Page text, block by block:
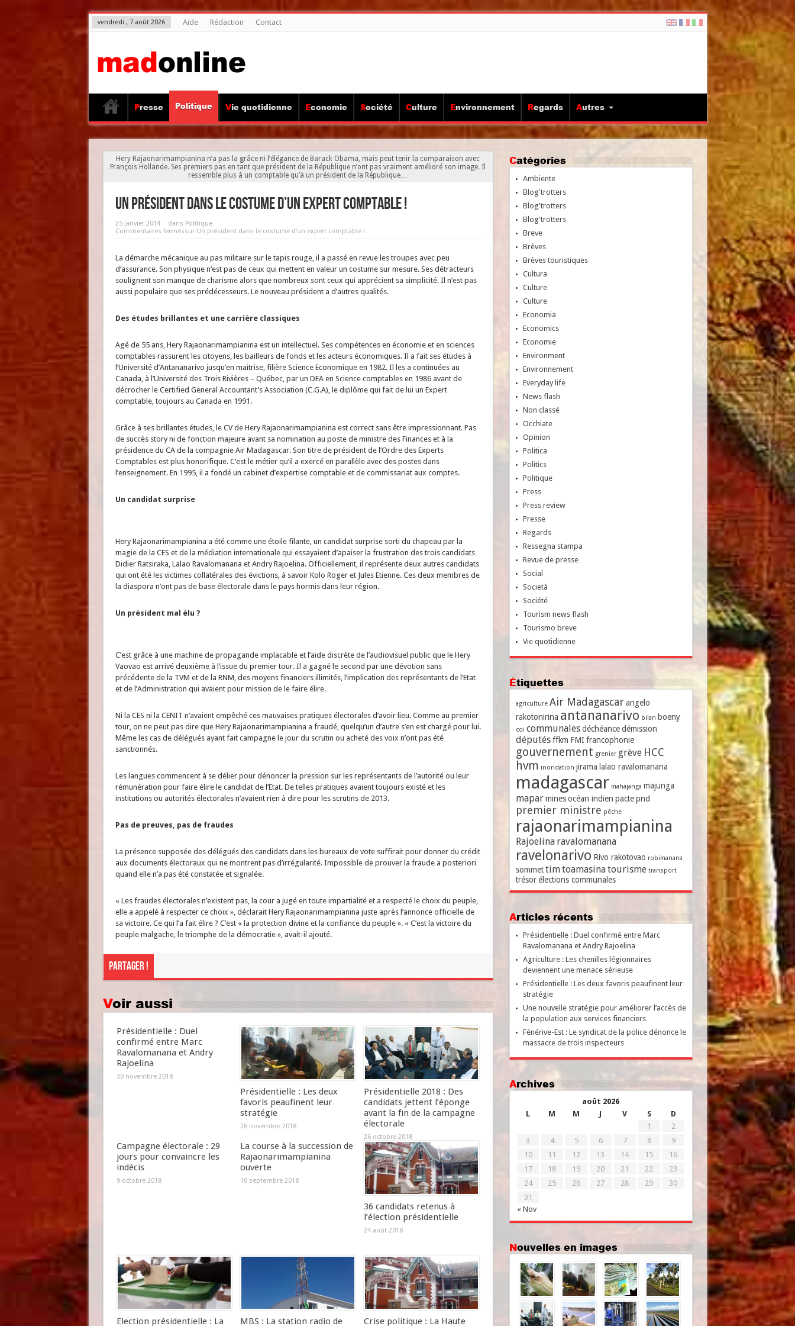
vendredi , 7 août 2026 Aide Rédaction Contact
Presse Politique Vie quotidienne Economie Société Culture Environnement Regards Autres
Hery Rajaonarimampianina n’a pas la grâce ni l’élégance de Barack Obama, mais peut tenir la comparaison avec
François Hollande. Ses premiers pas en tant que président de la République n’ont pas vraiment amélioré son image. Il
ressemble plus à un comptable qu’à un président de la République…
Un président dans le costume d’un expert comptable !
25 janvier 2014 dans Politique
Commentaires ferméssur Un président dans le costume d’un expert comptable !
La démarche mécanique au pas militaire sur le tapis rouge, il a passé en revue les troupes avec peu
d’assurance. Son physique n’est pas de ceux qui mettent en valeur un costume sur mesure. Ses détracteurs
soulignent son manque de charisme alors que nombreux sont ceux qui apprécient sa simplicité. Il n’est pas
aussi populaire que ses prédécesseurs. Le nouveau président a d’autres qualités.
Des études brillantes et une carrière classiques
Agé de 55 ans, Hery Rajaonarimampianina est un intellectuel. Ses compétences en économie et en sciences
comptables rassurent les citoyens, les bailleurs de fonds et les acteurs économiques. Il a fait ses études à
l’Université d’Antananarivo jusqu’en maitrise, filière Science Economique en 1982. Il les a continuées au
Canada, à l’Université des Trois Rivières – Québec, par un DEA en Science comptables en 1986 avant de
décrocher le Certified General Accountant’s Association (C.G.A), le diplôme qui fait de lui un Expert
comptable, toujours au Canada en 1991.
Grâce à ses brillantes études, le CV de Hery Rajaonarimampianina est correct sans être impressionnant. Pas
de succès story ni de fonction majeure avant sa nomination au poste de ministre des Finances et à la
présidence du CA de la compagnie Air Madagascar. Son titre de président de l’Ordre des Experts
Comptables est plus honorifique. C’est le métier qu’il a exercé en parallèle avec des postes dans
l’enseignement. En 1995, il a fondé un cabinet d’expertise comptable et de commissariat aux comptes.
Un candidat surprise
Hery Rajaonarimampianina a été comme une étoile filante, un candidat surprise sorti du chapeau par la
magie de la CES et de la médiation internationale qui essayaient d’apaiser la frustration des trois candidats
Didier Ratsiraka, Lalao Ravalomanana et Andry Rajoelina. Officiellement, il représente deux autres candidats
qui ont été les victimes collatérales des évictions, à savoir Kolo Roger et Jules Etienne. Ces deux membres de
la diaspora n’ont pas de base électorale dans le pays hormis dans leur région.
Un président mal élu ?
C’est grâce à une machine de propagande implacable et l’aide discrète de l’audiovisuel public que le Hery
Vaovao est arrivé deuxième à l’issue du premier tour. Il a gagné le second par une dévotion sans
précédente de la TVM et de la RNM, des moyens financiers illimités, l’implication des représentants de l’Etat
et de l’Administration qui avaient pour mission de le faire élire.
Ni la CES ni la CENIT n’avaient empêché ces mauvaises pratiques électorales d’avoir lieu. Comme au premier
tour, on ne peut pas dire que Hery Rajaonarimampianina a fraudé, quelqu’un d’autre s’en est chargé pour lui.
Même les cas de délégués ayant fait campagne le jour du scrutin ou acheté des voix n’ont pas été
sanctionnés.
Les langues commencent à se délier pour dénoncer la pression sur les représentants de l’autorité ou leur
rémunération pour faire élire le candidat de l’Etat. De telles pratiques avaient toujours existé et les
institutions ou autorités électorales n’avaient rien à dire pour les scrutins de 2013.
Pas de preuves, pas de fraudes
La présence supposée des délégués des candidats dans les bureaux de vote suffirait pour donner du crédit
aux documents électoraux qui ne montrent pas d’irrégularité. Impossible de prouver la fraude a posteriori
quand elle n’a pas été constatée et signalée.
« Les fraudes électorales n’existent pas, la cour a jugé en toute impartialité et a respecté le choix du peuple,
elle a appelé à respecter ce choix », déclarait Hery Rajaonarimampianina juste après l’annonce officielle de
sa victoire. Ce qui l’a fait élire ? C’est « la protection divine et la confiance du peuple ». « C’est la victoire du
peuple malgache, le triomphe de la démocratie », avait-il ajouté.
Partager !
Voir aussi
Présidentielle : Duel
confirmé entre Marc
Ravalomanana et Andry
Rajoelina
30 novembre 2018
Présidentielle : Les deux
favoris peaufinent leur
stratégie
26 novembre 2018
Présidentielle 2018 : Des
candidats jettent l’éponge
avant la fin de la campagne
électorale
26 octobre 2018
Campagne électorale : 29
jours pour convaincre les
indécis
9 octobre 2018
La course à la succession de
Rajaonarimampianina
ouverte
10 septembre 2018
36 candidats retenus à
l’élection présidentielle
24 août 2018
Election présidentielle : La MBS : La station radio de Crise politique : La Haute
Catégories
Ambiente
Blog'trotters
Blog'trotters
Blog'trotters
Breve
Brèves
Brèves touristiques
Cultura
Culture
Culture
Economia
Economics
Economie
Environment
Environnement
Everyday life
News flash
Non classé
Occhiate
Opinion
Politica
Politics
Politique
Press
Press review
Presse
Regards
Ressegna stampa
Revue de presse
Social
Società
Société
Tourism news flash
Tourismo breve
Vie quotidienne
Étiquettes
agriculture Air Madagascar angelo
rakotonirina antananarivo bilan boeny
coi communales déchéance démission
députés ffkm FMI francophonie
gouvernement grenier grève HCC
hvm inondation jirama lalao ravalomanana
madagascar mahajanga majunga
mapar mines océan indien pacte pnd
premier ministre pêche
rajaonarimampianina
Rajoelina ravalomanana
ravelonarivo Rivo rakotovao robimanana
sommet timtoamasinatourisme transport
trésor élections communales
Articles récents
Présidentielle : Duel confirmé entre Marc
Ravalomanana et Andry Rajoelina
Agriculture : Les chenilles légionnaires
deviennent une menace sérieuse
Présidentielle : Les deux favoris peaufinent leur
stratégie
Une nouvelle stratégie pour améliorer l’accès de
la population aux services financiers
Fénérive-Est : Le syndicat de la police dénonce le
massacre de trois inspecteurs
Archives
août 2026
L
M M J V S D
« Nov
1
2
3
4 5 6 7 8
9
10
11 12 13 14 15
16
17
18 19 20 21 22
23
24
25 26 27 28 29
30
31
Nouvelles en images